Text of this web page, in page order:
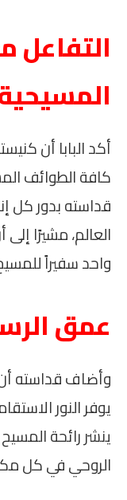
التفاعل
أكد البابا أن
كافة الطوائف
قداسته بدور كل
العالم، مشيرًا
واحد سفيراً
عمق
وأضاف قداسته أن
يوفر النور
ينشر رائحة
الروحي في كل